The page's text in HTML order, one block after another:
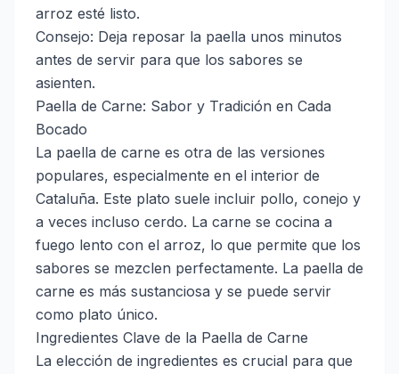
arroz esté listo.
Consejo: Deja reposar la paella unos minutos
antes de servir para que los sabores se
asienten.
Paella de Carne: Sabor y Tradición en Cada
Bocado
La paella de carne es otra de las versiones
populares, especialmente en el interior de
Cataluña. Este plato suele incluir pollo, conejo y
a veces incluso cerdo. La carne se cocina a
fuego lento con el arroz, lo que permite que los
sabores se mezclen perfectamente. La paella de
carne es más sustanciosa y se puede servir
como plato único.
Ingredientes Clave de la Paella de Carne
La elección de ingredientes es crucial para que